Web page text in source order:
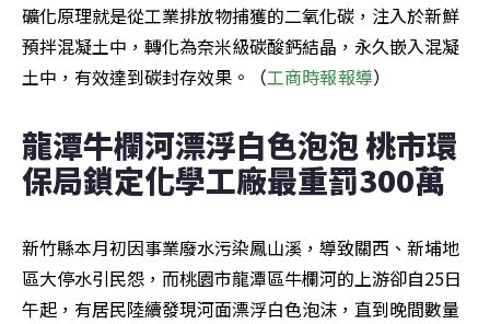
礦化原理就是從工業排放物捕獲的二氧化碳，注入於新鮮
預拌混凝土中，轉化為奈米級碳酸鈣結晶，永久嵌入混凝
土中，有效達到碳封存效果。（工商時報報導）
龍潭牛欄河漂浮白色泡泡 桃市環
保局鎖定化學工廠最重罰300萬
新竹縣本月初因事業廢水污染鳳山溪，導致關西、新埔地
區大停水引民怨，而桃園市龍潭區牛欄河的上游卻自25日
午起，有居民陸續發現河面漂浮白色泡沫，直到晚間數量